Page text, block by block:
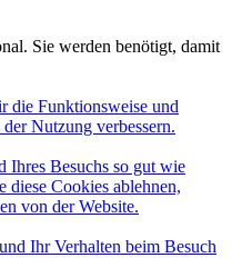
Sie werden benötigt, damit
die Funktionsweise und
Nutzung verbessern.
Ihres Besuchs so gut wie
Cookies ablehnen,
von der Website.
Ihr Verhalten beim Besuch